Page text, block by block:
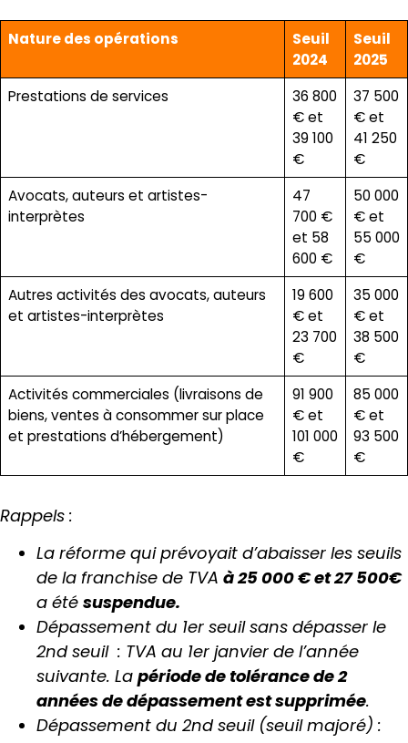
Nature des opérations
Seuil
2024
Seuil
2025
Prestations de services
36 800
€ et
39 100
€
37 500
€ et
41 250
€
Avocats, auteurs et artistes-
interprètes
47
700 €
et 58
600 €
50 000
€ et
55 000
€
Autres activités des avocats, auteurs
et artistes-interprètes
19 600
€ et
23 700
€
35 000
€ et
38 500
€
Activités commerciales (livraisons de
biens, ventes à consommer sur place
et prestations d’hébergement)
91 900
€ et
101 000
€
85 000
€ et
93 500
€
Rappels :
La réforme qui prévoyait d’abaisser les seuils
de la franchise de TVA à 25 000 € et 27 500€
a été suspendue.
Dépassement du 1er seuil sans dépasser le
2nd seuil : TVA au 1er janvier de l’année
suivante. La période de tolérance de 2
années de dépassement est supprimée.
Dépassement du 2nd seuil (seuil majoré) :